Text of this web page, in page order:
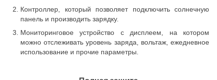
Контроллер, который позволяет подключить солнечную
панель и производить зарядку.
Мониторинговое устройство с дисплеем, на котором
можно отслеживать уровень заряда, вольтаж, ежедневное
использование и прочие параметры.